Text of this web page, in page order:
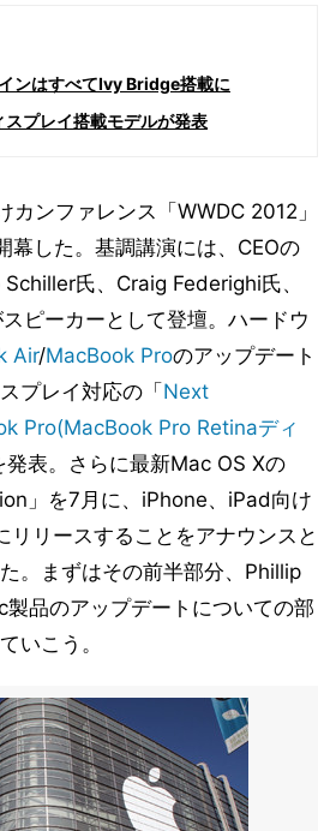
ンはすべてIvy Bridge搭載に
プレイ搭載モデルが発表
ンファレンス「WWDC 2012」
幕した。基調講演には、CEOの
氏、Craig Federighi氏、
ピーカーとして登壇。ハードウ
Air/MacBook Proのアップデート
プレイ対応の「 Next
Pro(MacBook Pro Retinaディ
発表。さらに最新Mac OS Xの
」を7月に、iPhone、iPad向け
リリースすることをアナウンスと
。まずはその前半部分、Phillip
品のアップデートについての部
いこう。